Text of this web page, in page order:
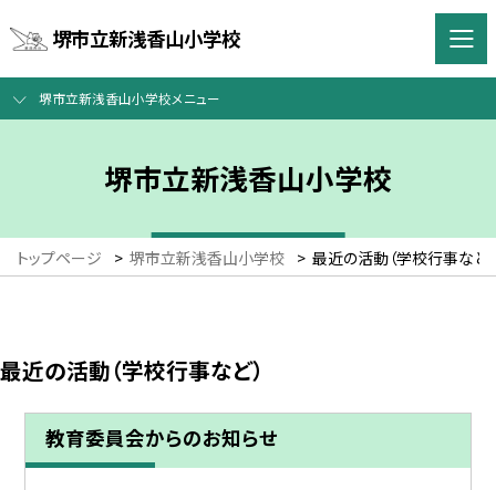
堺市立新浅香山小学校
堺市立新浅香山小学校メニュー
堺市立新浅香山小学校
トップページ > 堺市立新浅香山小学校 > 最近の活動（学校行事など）
最近の活動（学校行事など）
教育委員会からのお知らせ